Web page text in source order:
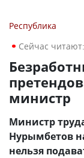
Республика
Сейчас читают:
министр
Министр
Нурымбетов
нельзя